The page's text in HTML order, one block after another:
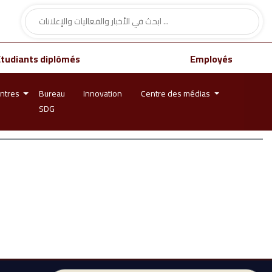
diplômés Employés
Bureau
SDG
Innovation Centre des médias